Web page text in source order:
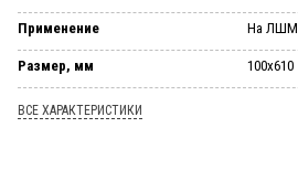
Применение На ЛШМ
Размер, мм 100х610
ВСЕ ХАРАКТЕРИСТИКИ